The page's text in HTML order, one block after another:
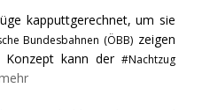
kapputtgerechnet, um sie
Bundesbahnen (ÖBB) zeigen
kann der #Nachtzug